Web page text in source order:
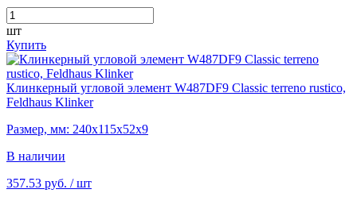
шт
Купить
Клинкерный угловой элемент W487DF9 Classic terreno rustico,
Feldhaus Klinker
Размер, мм: 240х115х52х9
В наличии
357.53 руб. / шт